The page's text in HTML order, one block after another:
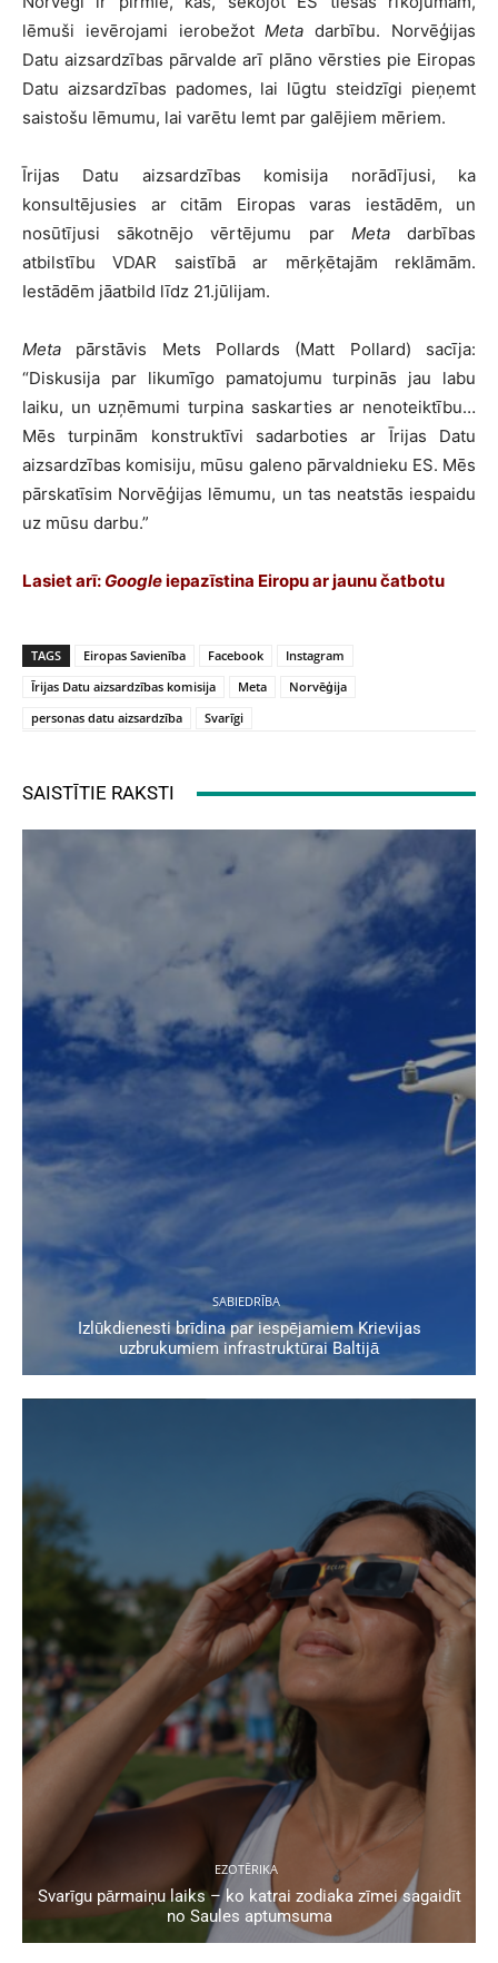
lēmuši ievērojami ierobežotMeta darbību. Norvēģijas
Datu aizsardzības pārvalde arī plāno vērsties pie Eiropas
Datu aizsardzības padomes, lai lūgtu steidzīgi pieņemt
saistošu lēmumu, lai varētu lemt par galējiem mēriem.
Īrijas Datu aizsardzības komisija norādījusi, ka
konsultējusies ar citām Eiropas varas iestādēm, un
nosūtījusi sākotnējo vērtējumu par Metadarbības
atbilstību VDAR saistībā ar mērķētajām reklāmām.
Iestādēm jāatbild līdz 21.jūlijam.
Meta pārstāvis Mets Pollards (Matt Pollard) sacīja:
“Diskusija par likumīgo pamatojumu turpinās jau labu
laiku, un uzņēmumi turpina saskarties ar nenoteiktību…
Mēs turpinām konstruktīvi sadarboties ar Īrijas Datu
aizsardzības komisiju, mūsu galeno pārvaldnieku ES. Mēs
pārskatīsim Norvēģijas lēmumu, un tas neatstās iespaidu
uz mūsu darbu.”
Lasiet arī: Googleiepazīstina Eiropu ar jaunu čatbotu
TAGS Eiropas Savienība Facebook
Instagram
Īrijas Datu aizsardzības komisija
Meta
Norvēģija
personas datu aizsardzība
Svarīgi
SAISTĪTIE RAKSTI
SABIEDRĪBA
Izlūkdienesti brīdina par iespējamiem Krievijas
uzbrukumiem infrastruktūrai Baltijā
EZOTĒRIKA
Svarīgu pārmaiņu laiks – ko katrai zodiaka zīmei sagaidīt
no Saules aptumsuma